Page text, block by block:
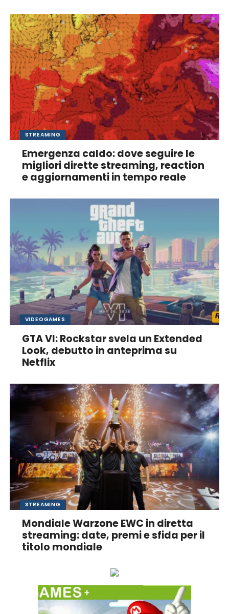
STREAMING
Emergenza caldo: dove seguire le
migliori dirette streaming, reaction
e aggiornamenti in tempo reale
VIDEOGAMES
GTA VI: Rockstar svela un Extended
Look, debutto in anteprima su
Netflix
STREAMING
Mondiale Warzone EWC in diretta
streaming: date, premi e sfida per il
titolo mondiale